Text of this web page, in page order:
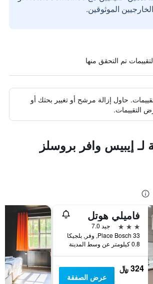
الموثوقين.
حاول إزالة مرشح أو تغيير بحثك أو
لـ إيبيس وافر بروسلز
فاميلي هوتل
3 نجوم
جيد 7.0
33 Place Bosch, وفر, بلجيكا
0.8 كيلومتر عن وسط المدينة
324 ﷼
عرض الصفقة